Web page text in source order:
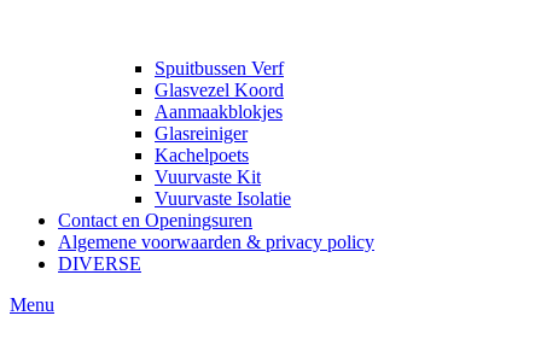
Spuitbussen Verf
Glasvezel Koord
Aanmaakblokjes
Glasreiniger
Kachelpoets
Vuurvaste Kit
Vuurvaste Isolatie
Contact en Openingsuren
Algemene voorwaarden & privacy policy
DIVERSE
Menu